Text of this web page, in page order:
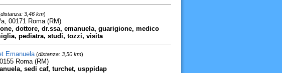
distanza: 3,46 km)
00171 Roma (RM)
dottore, dr.ssa, emanuela, guarigione, medico
pediatra, studi, tozzi, visita
Emanuela(distanza: 3,50 km)
Roma (RM)
sedi caf, turchet, usppidap